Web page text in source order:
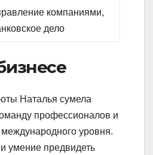
компаниями,
дело
Наталья сумела
профессионалов и
международного уровня.
умение предвидеть